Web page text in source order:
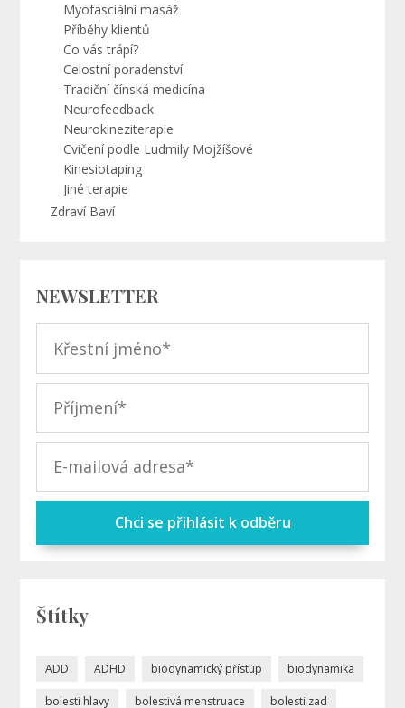
Myofasciální masáž
Příběhy klientů
Co vás trápí?
Celostní poradenství
Tradiční čínská medicína
Neurofeedback
Neurokineziterapie
Cvičení podle Ludmily Mojžíšové
Kinesiotaping
Jiné terapie
Zdraví Baví
NEWSLETTER
Chci se přihlásit k odběru
Štítky
ADD ADHD biodynamický přístup biodynamika
bolesti hlavy bolestivá menstruace bolesti zad